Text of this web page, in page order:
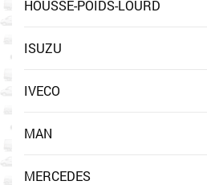
HOUSSE-POIDS-LOURD
ISUZU
IVECO
MAN
MERCEDES